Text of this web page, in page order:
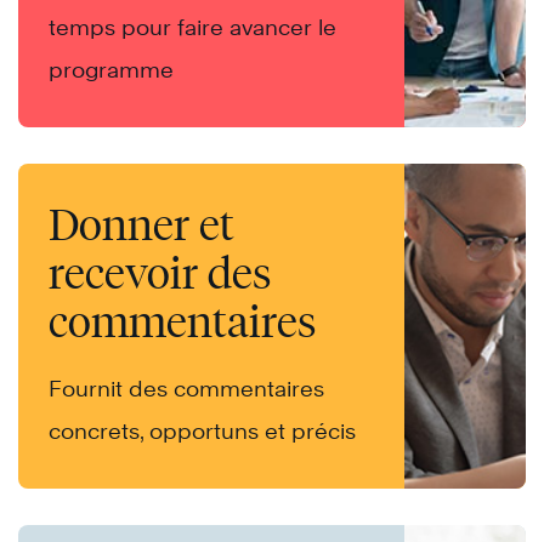
temps pour faire avancer le
programme
Donner et
recevoir des
commentaires
Fournit des commentaires
concrets, opportuns et précis